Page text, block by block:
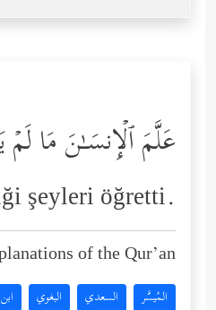
عَلَّمَ ٱلۡإِنسَـٰنَ مَا لَمۡ
şeyleri öğretti.
of the Qur’an:
المُيسَّر السعدي البغوي